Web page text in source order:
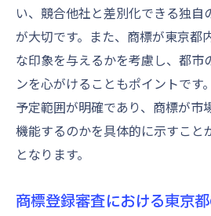
い、競合他社と差別化できる独自
が大切です。また、商標が東京都
な印象を与えるかを考慮し、都市
ンを心がけることもポイントです
予定範囲が明確であり、商標が市
機能するのかを具体的に示すこと
となります。
商標登録審査における東京